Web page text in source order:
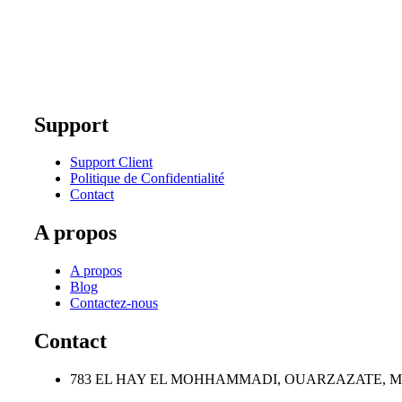
Support
Support Client
Politique de Confidentialité
Contact
A propos
A propos
Blog
Contactez-nous
Contact
783 EL HAY EL MOHHAMMADI, OUARZAZATE,